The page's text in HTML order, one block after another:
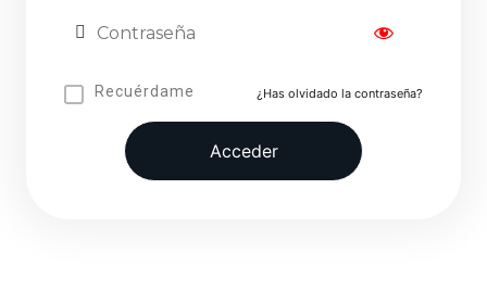
Recuérdame ¿Has olvidado la contraseña?